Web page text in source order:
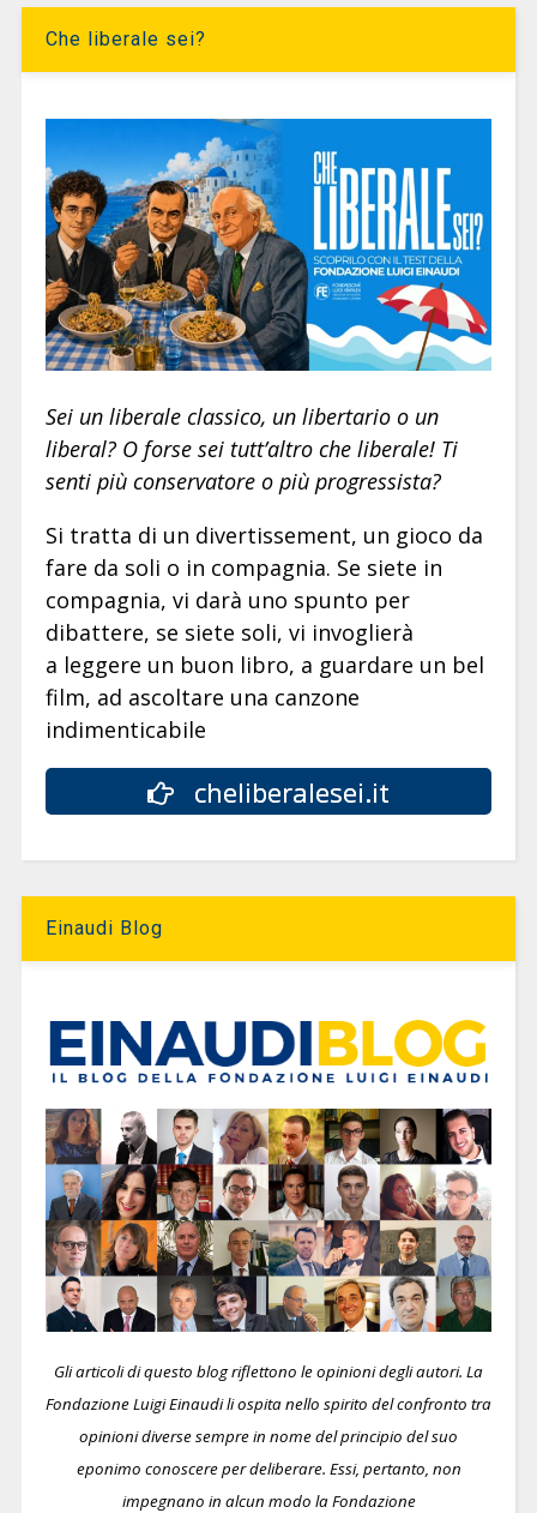
Che liberale sei?
Sei un liberale classico, un libertario o un
liberal? O forse sei tutt’altro che liberale! Ti
senti più conservatore o più progressista?
Si tratta di un divertissement, un gioco da
fare da soli o in compagnia. Se siete in
compagnia, vi darà uno spunto per
dibattere, se siete soli, vi invoglierà
a leggere un buon libro, a guardare un bel
film, ad ascoltare una canzone
indimenticabile
cheliberalesei.it
Einaudi Blog
Gli articoli di questo blog riflettono le opinioni degli autori. La
Fondazione Luigi Einaudi li ospita nello spirito del confronto tra
opinioni diverse sempre in nome del principio del suo
eponimo conoscere per deliberare. Essi, pertanto, non
impegnano in alcun modo la Fondazione